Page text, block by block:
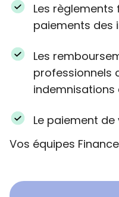
Les règlements
paiements des
Les
professionnels
indemnisations
Le paiement de
Vos équipes